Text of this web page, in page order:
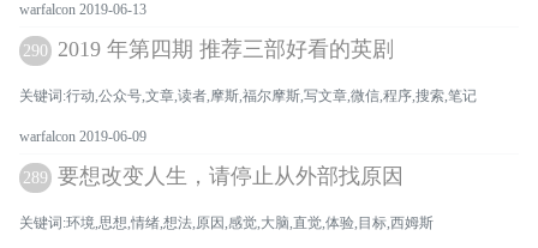
warfalcon 2019-06-13
290 2019 年第四期 推荐三部好看的英剧
关键词:行动,公众号,文章,读者,摩斯,福尔摩斯,写文章,微信,程序,搜索,笔记
warfalcon 2019-06-09
289 要想改变人生，请停止从外部找原因
关键词:环境,思想,情绪,想法,原因,感觉,大脑,直觉,体验,目标,西姆斯